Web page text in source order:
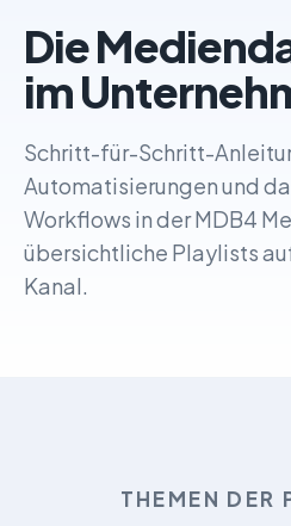
Die
im
Schritt-für-Schritt-
Automatisierungen und
Workflows in der MDB4
übersichtliche Playlists
Kanal.
THEMEN DER